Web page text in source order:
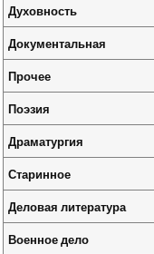
Духовность
Документальная
Прочее
Поэзия
Драматургия
Старинное
Деловая литература
Военное дело